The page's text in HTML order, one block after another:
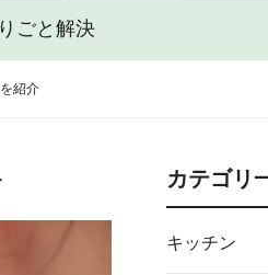
ごと解決
紹介
カテゴリ
キッチン